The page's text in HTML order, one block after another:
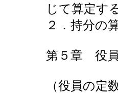
じて算定す
２．持分の
第５章 役
（役員の定数